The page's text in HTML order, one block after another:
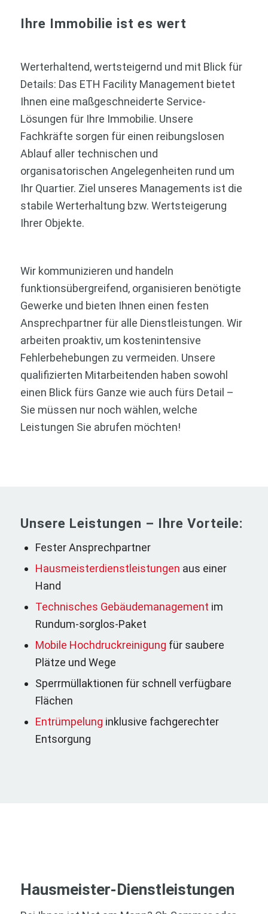
Ihre Immobilie ist es wert
Werterhaltend, wertsteigernd und mit Blick für
Details: Das ETH Facility Management bietet
Ihnen eine maßgeschneiderte Service-
Lösungen für Ihre Immobilie. Unsere
Fachkräfte sorgen für einen reibungslosen
Ablauf aller technischen und
organisatorischen Angelegenheiten rund um
Ihr Quartier. Ziel unseres Managements ist die
stabile Werterhaltung bzw. Wertsteigerung
Ihrer Objekte.
Wir kommunizieren und handeln
funktionsübergreifend, organisieren benötigte
Gewerke und bieten Ihnen einen festen
Ansprechpartner für alle Dienstleistungen. Wir
arbeiten proaktiv, um kostenintensive
Fehlerbehebungen zu vermeiden. Unsere
qualifizierten Mitarbeitenden haben sowohl
einen Blick fürs Ganze wie auch fürs Detail –
Sie müssen nur noch wählen, welche
Leistungen Sie abrufen möchten!
Unsere Leistungen – Ihre Vorteile:
Fester Ansprechpartner
Hausmeisterdienstleistungen aus einer
Hand
Technisches Gebäudemanagement im
Rundum-sorglos-Paket
Mobile Hochdruckreinigung für saubere
Plätze und Wege
Sperrmüllaktionen für schnell verfügbare
Flächen
Entrümpelung inklusive fachgerechter
Entsorgung
Hausmeister-Dienstleistungen